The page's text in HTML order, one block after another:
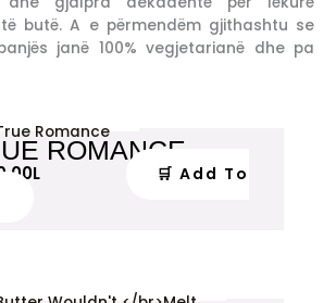
butë. A e përmendëm gjithashtu se
janë 100% vegjetarianë dhe pa
ROMANCE
L
🛒 Add To